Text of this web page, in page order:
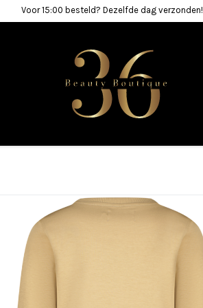
Voor 15:00 besteld? Dezelfde dag verzonden!